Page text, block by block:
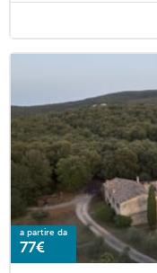
a partire da
77€